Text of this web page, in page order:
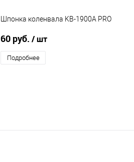
Шпонка коленвала KB-1900A PRO
60 руб. / шт
Подробнее